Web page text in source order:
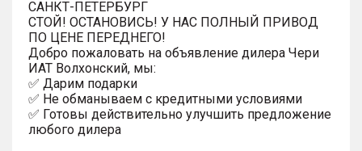
САНКТ-ПЕТЕРБУРГ
СТОЙ! ОСТАНОВИСЬ! У НАС ПОЛНЫЙ ПРИВОД
ПО ЦЕНЕ ПЕРЕДНЕГО!
Добро пожаловать на объявление дилера Чери
ИАТ Волхонский, мы:
✅ Дарим подарки
✅ Не обманываем с кредитными условиями
✅ Готовы действительно улучшить предложение
любого дилера